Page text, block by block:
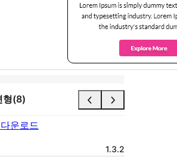
형(8)
다운로드
1.3.2